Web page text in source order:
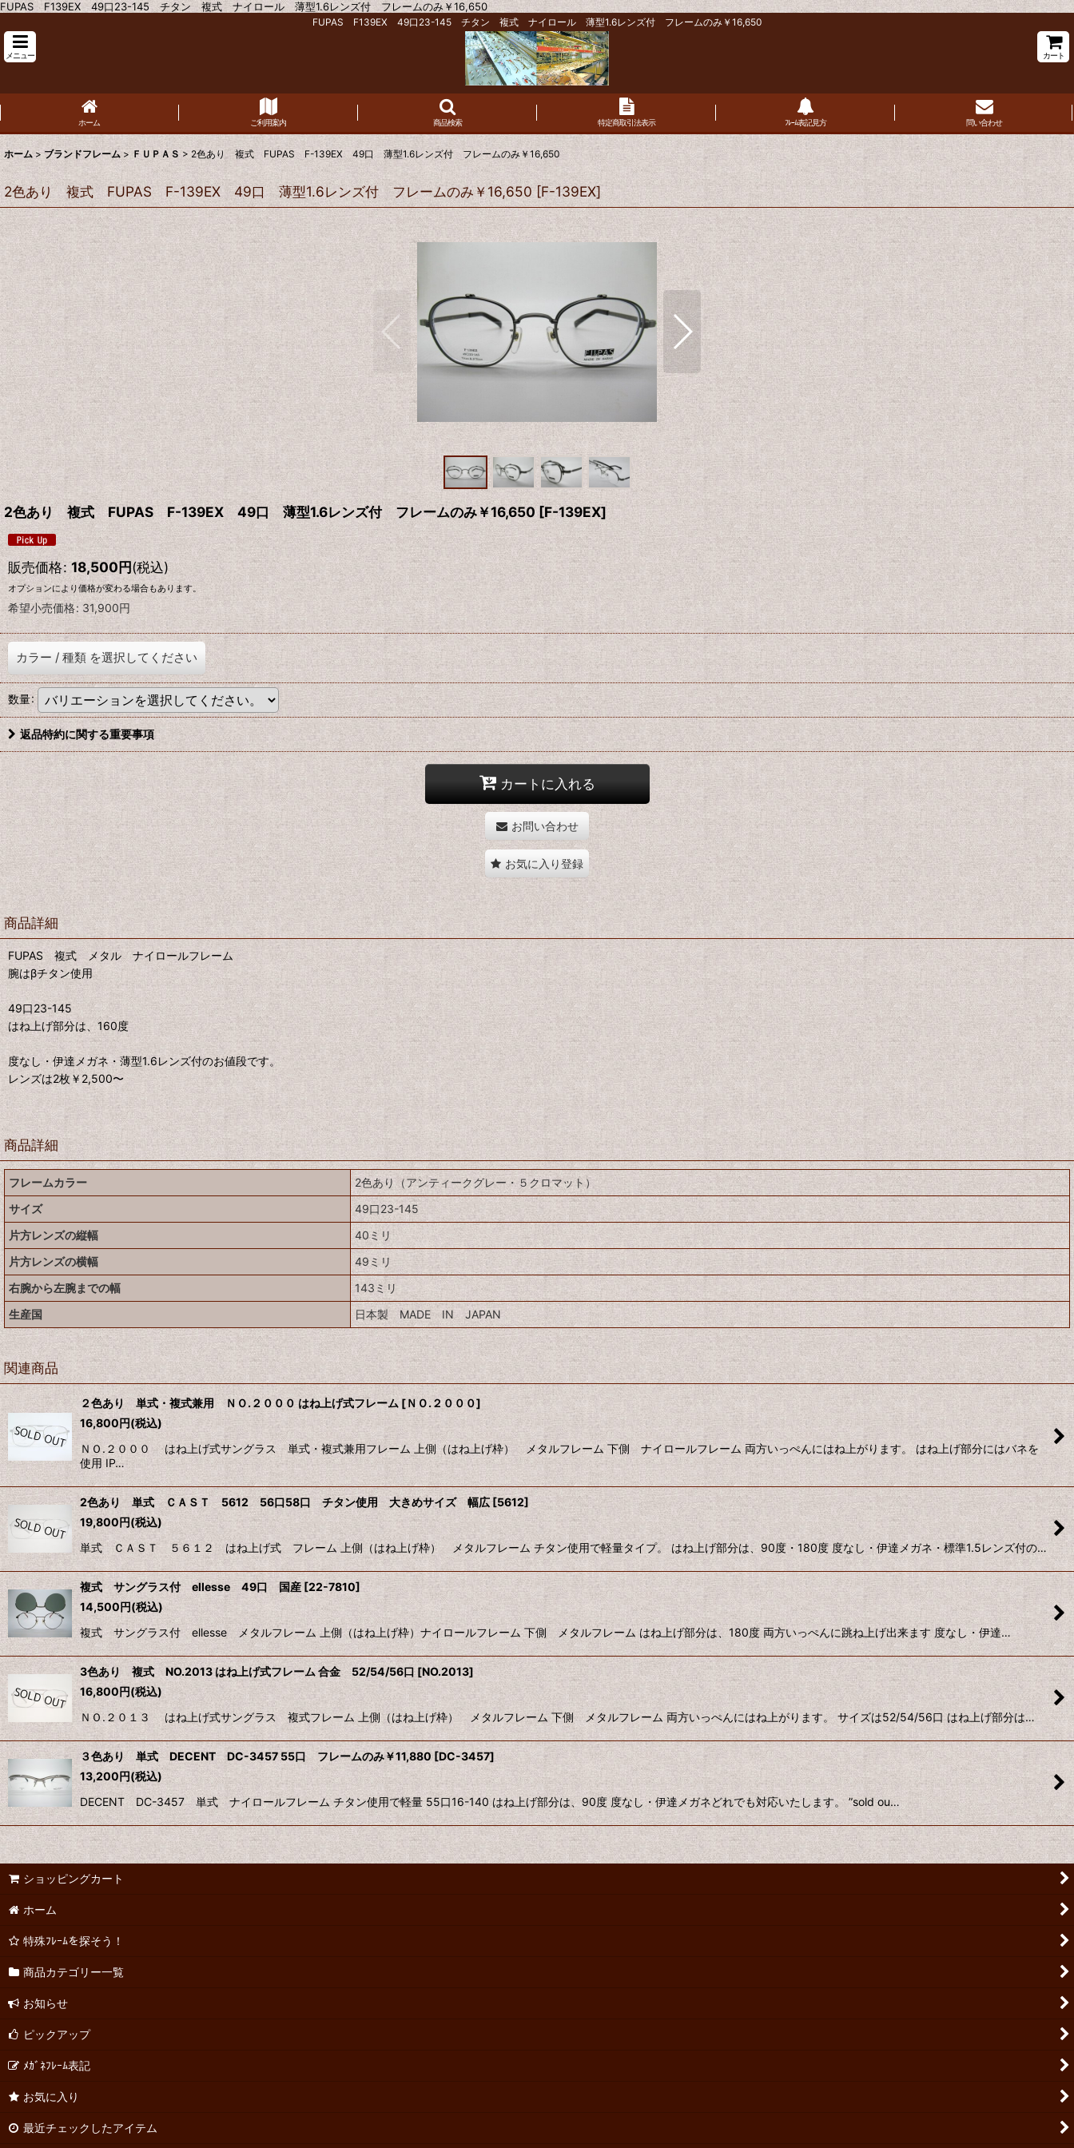
FUPAS F139EX 49口23-145 チタン 複式 ナイロール 薄型1.6レンズ付 フレームのみ￥16,650
FUPAS F139EX 49口23-145 チタン 複式 ナイロール 薄型1.6レンズ付 フレームのみ￥16,650
メニュー カート
ホーム ご利用案内 商品検索 特定商取引法表示 ﾌﾚｰﾑ表記見方 問い合わせ
ホーム > ブランドフレーム > ＦＵＰＡＳ > 2色あり 複式 FUPAS F-139EX 49口 薄型1.6レンズ付 フレームのみ￥16,650
2色あり 複式 FUPAS F-139EX 49口 薄型1.6レンズ付 フレームのみ￥16,650 [F-139EX]
2色あり 複式 FUPAS F-139EX 49口 薄型1.6レンズ付 フレームのみ￥16,650 [F-139EX]
販売価格: 18,500円(税込)
オプションにより価格が変わる場合もあります。
希望小売価格: 31,900円
カラー / 種類 を選択してください
数量:
返品特約に関する重要事項
カートに入れる
お問い合わせ
お気に入り登録
商品詳細
FUPAS 複式 メタル ナイロールフレーム
腕はβチタン使用
49口23-145
はね上げ部分は、160度
度なし・伊達メガネ・薄型1.6レンズ付のお値段です。
レンズは2枚￥2,500〜
商品詳細
フレームカラー
2色あり（アンティークグレー・５クロマット）
サイズ
49口23-145
片方レンズの縦幅
40ミリ
片方レンズの横幅
49ミリ
右腕から左腕までの幅
143ミリ
生産国
日本製 MADE IN JAPAN
関連商品
２色あり 単式・複式兼用 ＮＯ.２０００ はね上げ式フレーム [ＮＯ.２０００]
16,800円(税込)
ＮＯ.２０００ はね上げ式サングラス 単式・複式兼用フレーム 上側（はね上げ枠） メタルフレーム 下側 ナイロールフレーム 両方いっぺんにはね上がります。 はね上げ部分にはバネを
使用 IP…
2色あり 単式 ＣＡＳＴ 5612 56口58口 チタン使用 大きめサイズ 幅広[5612]
19,800円(税込)
単式 ＣＡＳＴ ５６１２ はね上げ式 フレーム 上側（はね上げ枠） メタルフレーム チタン使用で軽量タイプ。 はね上げ部分は、90度・180度 度なし・伊達メガネ・標準1.5レンズ付の…
複式 サングラス付 ellesse 49口 国産 [22-7810]
14,500円(税込)
複式 サングラス付 ellesse メタルフレーム 上側（はね上げ枠）ナイロールフレーム 下側 メタルフレーム はね上げ部分は、180度 両方いっぺんに跳ね上げ出来ます 度なし・伊達…
3色あり 複式 NO.2013 はね上げ式フレーム 合金 52/54/56口[NO.2013]
16,800円(税込)
ＮＯ.２０１３ はね上げ式サングラス 複式フレーム 上側（はね上げ枠） メタルフレーム 下側 メタルフレーム 両方いっぺんにはね上がります。 サイズは52/54/56口 はね上げ部分は…
３色あり 単式 DECENT DC-3457 55口 フレームのみ￥11,880[DC-3457]
13,200円(税込)
DECENT DC-3457 単式 ナイロールフレーム チタン使用で軽量 55口16-140 はね上げ部分は、90度 度なし・伊達メガネどれでも対応いたします。 ”sold ou…
ショッピングカート
ホーム
特殊ﾌﾚｰﾑを探そう！
商品カテゴリー一覧
お知らせ
ピックアップ
ﾒｶﾞﾈﾌﾚｰﾑ表記
お気に入り
最近チェックしたアイテム